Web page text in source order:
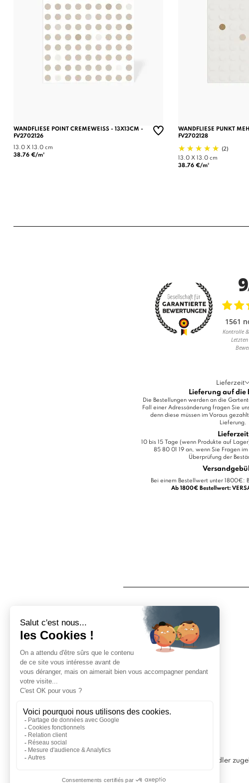
WANDFLIESE POINT CREMEWEISS - 13X13CM - F
V2702126
13.0 X 13.0 cm
38.76 €/m²
WANDFLIESE PUNKT
FV2702128
(2)
13.0 X 13.0 cm
38.76 €/m²
Lieferzeit
Lieferung auf die
Die Bestellungen werden an die
Fall einer Adressänderung fragen Sie
denn diese müssen im Voraus
Lieferung.
Lieferzeit
10 bis 15 Tage (wenn Produkte auf
85 80 01 19 an, wenn Sie Fragen
Überprüfung der
Bei einem Bestellwert unter 1800€:
Ab 1800€ Bestellwert:
Info
Wer sind wir?
Geschäfte
Impressum
Rückgaben
Händler